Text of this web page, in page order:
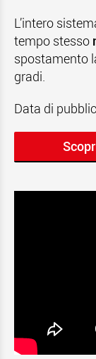
L’intero
tempo stesso
spostamento
gradi.
Data di